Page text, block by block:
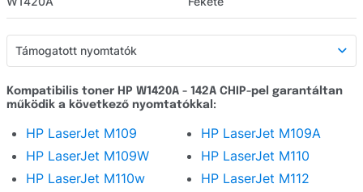
Támogatott nyomtatók
Részletes leírás
Webáruház értékelés
Kérdezzen
Kompatibilis toner HP W1420A - 142A CHIP-pel garantáltan
működik a következő nyomtatókkal:
HP LaserJet M109
HP LaserJet M109A
HP LaserJet M109W
HP LaserJet M110
HP LaserJet M110w
HP LaserJet M112